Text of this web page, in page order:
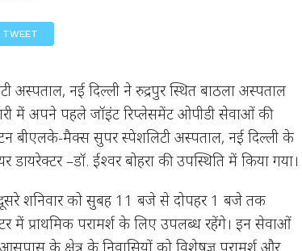
TWEET
नई दिल्ली ने रुद्रपुर स्थित बाठला अस्पताल
में अपने पहले जॉइंट रिप्लेसमेंट ओपीडी सेवाओं की
बीएलके-मैक्स सुपर स्पेशलिटी अस्पताल, नई दिल्ली के
डायरेक्टर –डॉ. ईश्वर बोहरा की उपस्थिति में किया गया।
दूसरे शनिवार को सुबह 11 बजे से दोपहर 1 बजे तक
में प्राथमिक परामर्श के लिए उपलब्ध रहेंगे। इन सेवाओं
के क्षेत्र के निवासियों को विशेषज्ञ परामर्श और